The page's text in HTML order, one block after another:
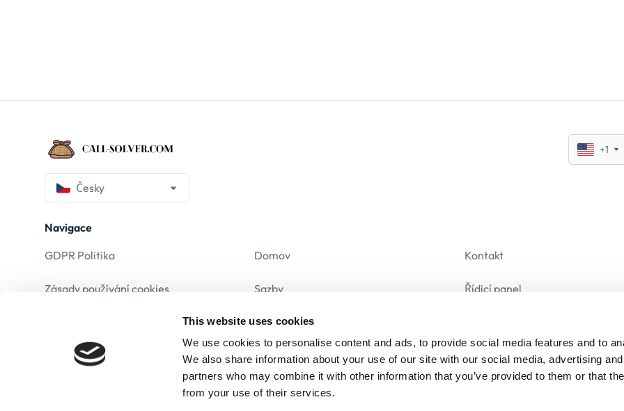
This website uses cookies
We use cookies to personalise content and ads, to provide social media features and to
We also share information about your use of our site with our social media, advertising
partners who may combine it with other information that you’ve provided to them or that
from your use of their services.
+1
Česky
Navigace
Domov
Sazby
F.A.Q
Kontakt
Řídicí panel
Zásady používání cookies
Podmínky a ujednání
Zásady ochrany osobních údajů
GDPR Politika